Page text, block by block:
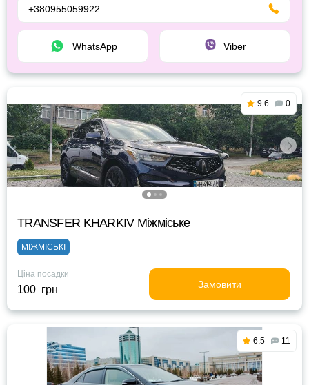
+380955059922
WhatsApp Viber
9.6 0
TRANSFER KHARKIV Міжміське
МІЖМІСЬКІ
Ціна посадки
100 грн Замовити
6.5 11